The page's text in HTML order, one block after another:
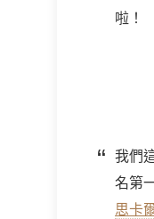
啦！
我們
名第
思卡